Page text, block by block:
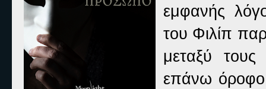
εμφανής
του Φιλίπ
μεταξύ τους
επάνω όροφο